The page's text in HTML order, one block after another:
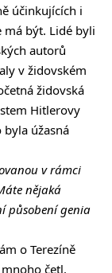
účinkujících i
má být. Lidé byli
autorů
v židovském
židovská
Hitlerovy
úžasná
v rámci
nějaká
působení genia
o Terezíně
četl.